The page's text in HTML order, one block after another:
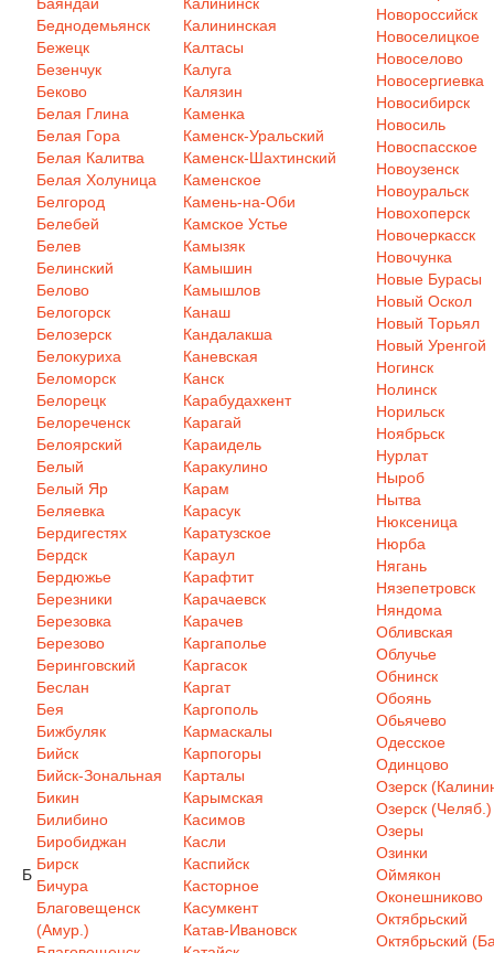
Б
Беднодемьянск
Бежецк
Безенчук
Беково
Белая Глина
Белая Гора
Белая Калитва
Белая Холуница
Белгород
Белебей
Белев
Белинский
Белово
Белогорск
Белозерск
Белокуриха
Беломорск
Белорецк
Белореченск
Белоярский
Белый
Белый Яр
Беляевка
Бердигестях
Бердск
Бердюжье
Березники
Березовка
Березово
Беринговский
Беслан
Бея
Бижбуляк
Бийск
Бийск-Зональная
Бикин
Билибино
Биробиджан
Бирск
Бичура
Благовещенск
(Амур.)
Калининская
Калтасы
Калуга
Калязин
Каменка
Каменск-Уральский
Каменск-Шахтинский
Каменское
Камень-на-Оби
Камское Устье
Камызяк
Камышин
Камышлов
Канаш
Кандалакша
Каневская
Канск
Карабудахкент
Карагай
Караидель
Каракулино
Карам
Карасук
Каратузское
Караул
Карафтит
Карачаевск
Карачев
Каргаполье
Каргасок
Каргат
Каргополь
Кармаскалы
Карпогоры
Карталы
Карымская
Касимов
Касли
Каспийск
Касторное
Касумкент
Катав-Ивановск
Новороссийск
Новоселицкое
Новоселово
Новосергиевка
Новосибирск
Новосиль
Новоспасское
Новоузенск
Новоуральск
Новохоперск
Новочеркасск
Новочунка
Новые Бурасы
Новый Оскол
Новый Торьял
Новый Уренгой
Ногинск
Нолинск
Норильск
Ноябрьск
Нурлат
Ныроб
Нытва
Нюксеница
Нюрба
Нягань
Нязепетровск
Няндома
Обливская
Облучье
Обнинск
Обоянь
Обьячево
Одесское
Одинцово
Озерск
Озерск (Челяб.)
Озеры
Озинки
Оймякон
Оконешниково
Октябрьский
Октябрьский